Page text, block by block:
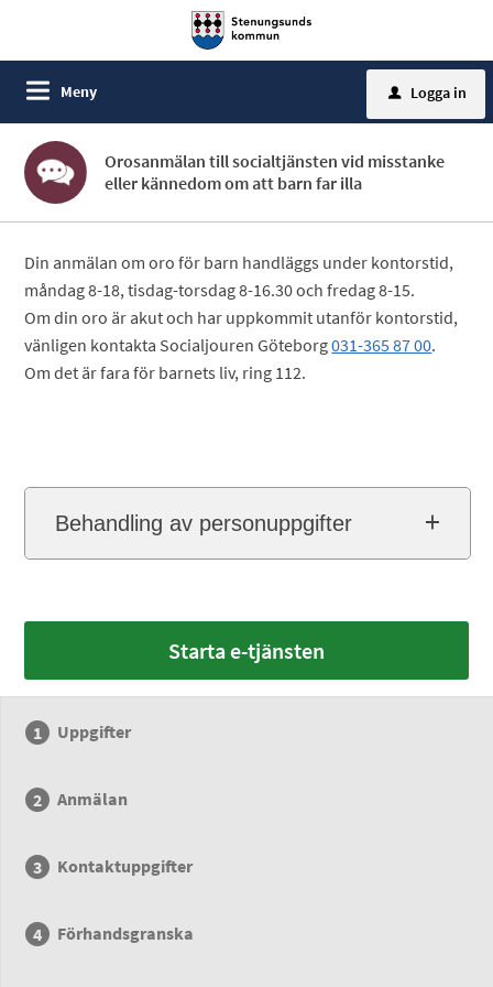
Meny u Logga in
Orosanmälan till socialtjänsten vid misstanke
eller kännedom om att barn far illa
Din anmälan om oro för barn handläggs under kontorstid,
måndag 8-18, tisdag-torsdag 8-16.30 och fredag 8-15.
Om din oro är akut och har uppkommit utanför kontorstid,
vänligen kontakta Socialjouren Göteborg031-365 87 00.
Om det är fara för barnets liv, ring 112.
Behandling av personuppgifter
Starta e-tjänsten
Uppgifter
Anmälan
Kontaktuppgifter
Förhandsgranska